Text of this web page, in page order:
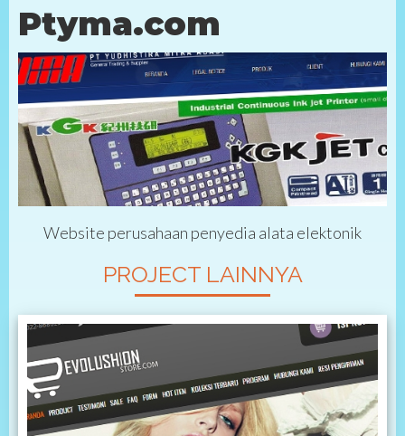
Ptyma.com
Website perusahaan penyedia alata elektonik
PROJECT LAINNYA